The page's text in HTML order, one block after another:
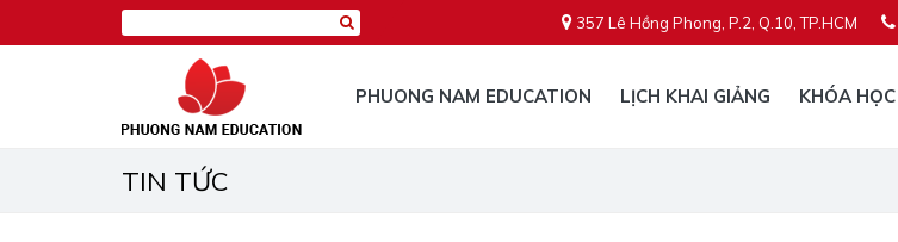
357 Lê Hồng Phong, P.2, Q.10, TP.HCM
PHUONG NAM EDUCATION LỊCH KHAI GIẢNG KHÓA HỌC
TIN TỨC